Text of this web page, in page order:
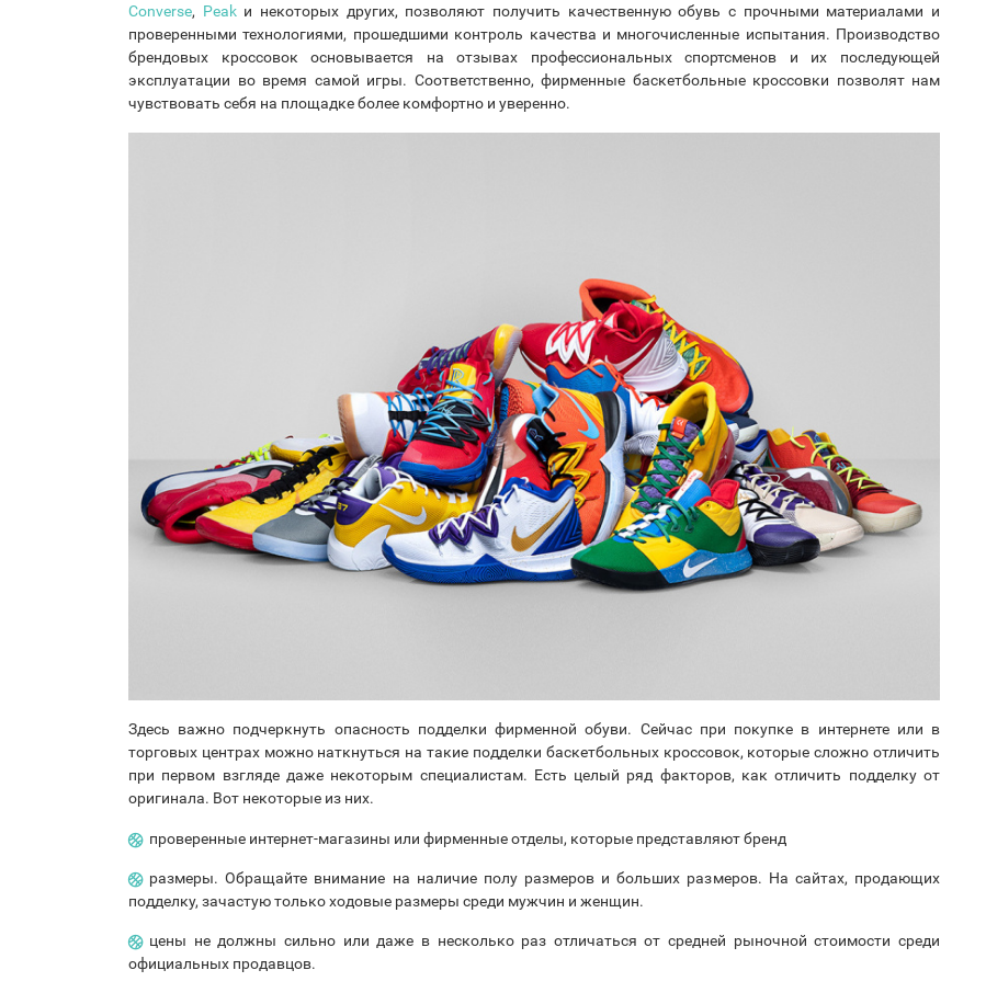
Converse, Peakи некоторых других, позволяют получить качественную обувь с прочными материалами и
проверенными технологиями, прошедшими контроль качества и многочисленные испытания. Производство
брендовых кроссовок основывается на отзывах профессиональных спортсменов и их последующей
эксплуатации во время самой игры. Соответственно, фирменные баскетбольные кроссовки позволят нам
чувствовать себя на площадке более комфортно и уверенно.
Здесь важно подчеркнуть опасность подделки фирменной обуви. Сейчас при покупке в интернете или в
торговых центрах можно наткнуться на такие подделки баскетбольных кроссовок, которые сложно отличить
при первом взгляде даже некоторым специалистам. Есть целый ряд факторов, как отличить подделку от
оригинала. Вот некоторые из них.
проверенные интернет-магазины или фирменные отделы, которые представляют бренд
размеры. Обращайте внимание на наличие полу размеров и больших размеров. На сайтах, продающих
подделку, зачастую только ходовые размеры среди мужчин и женщин.
цены не должны сильно или даже в несколько раз отличаться от средней рыночной стоимости среди
официальных продавцов.